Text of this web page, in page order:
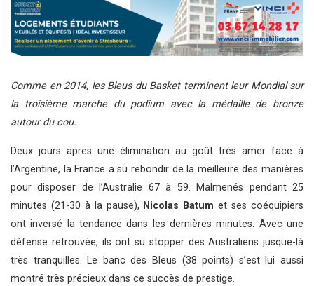
Comme en 2014, les Bleus du Basket terminent leur Mondial sur
la troisième marche du podium avec la médaille de bronze
autour du cou.
Deux jours apres une élimination au goût très amer face à
l’Argentine, la France a su rebondir de la meilleure des manières
pour disposer de l’Australie 67 à 59. Malmenés pendant 25
minutes (21-30 à la pause), Nicolas Batum et ses coéquipiers
ont inversé la tendance dans les dernières minutes. Avec une
défense retrouvée, ils ont su stopper des Australiens jusque-là
très tranquilles. Le banc des Bleus (38 points) s’est lui aussi
montré très précieux dans ce succès de prestige.